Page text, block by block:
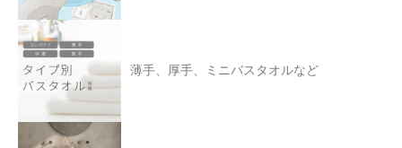
薄手、厚手、ミニバスタオルなど